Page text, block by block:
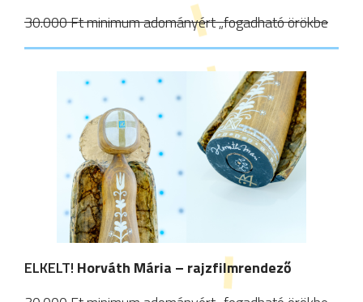
30.000 Ft minimum adományért „fogadható örökbe
ELKELT! Horváth Mária – rajzfilmrendező